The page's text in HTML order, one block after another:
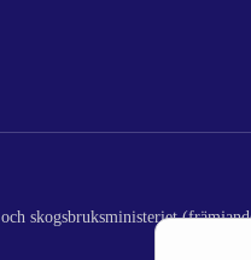
skogsbruksministeriet